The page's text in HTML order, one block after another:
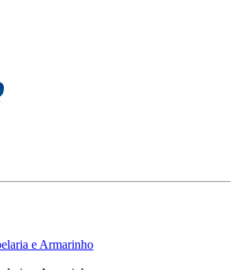
e Armarinho